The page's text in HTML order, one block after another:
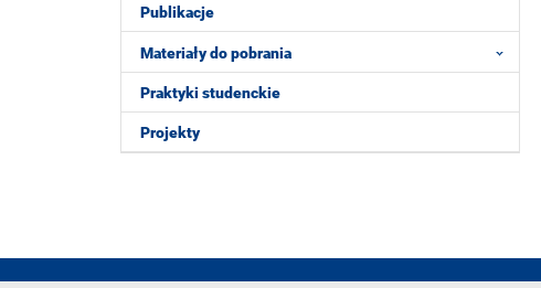
Publikacje
Materiały do pobrania
Praktyki studenckie
Projekty